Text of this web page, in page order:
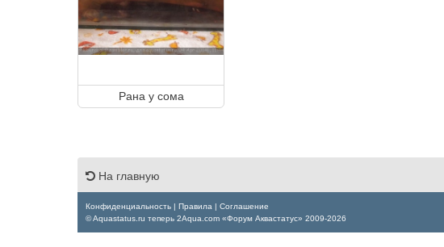
Рана у сома
На главную
Конфиденциальность Правила
Соглашение
© Aquastatus.ru теперь 2Aqua.com «Форум Аквастатус» 2009-2026